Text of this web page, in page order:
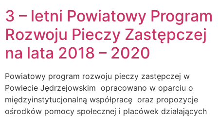
3 – letni Powiatowy Program
Rozwoju Pieczy Zastępczej
na lata 2018 – 2020
Powiatowy program rozwoju pieczy zastępczej w
Powiecie Jędrzejowskim opracowano w oparciu o
międzyinstytucjonalną współpracę oraz propozycje
ośrodków pomocy społecznej i placówek działających